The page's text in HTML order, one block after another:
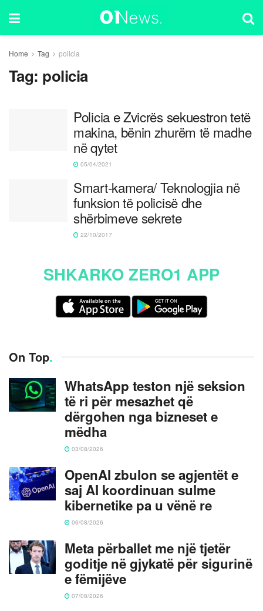
Home Tag policia
Tag: policia
Policia e Zvicrës sekuestron tetë
makina, bënin zhurëm të madhe
në qytet
05/04/2021
Smart-kamera/ Teknologjia në
funksion të policisë dhe
shërbimeve sekrete
22/10/2017
SHKARKO ZERO1 APP
On Top.
WhatsApp teston një seksion
të ri për mesazhet që
dërgohen nga bizneset e
mëdha
03/08/2026
OpenAI zbulon se agjentët e
saj AI koordinuan sulme
kibernetike pa u vënë re
06/08/2026
Meta përballet me një tjetër
goditje në gjykatë për sigurinë
e fëmijëve
07/08/2026